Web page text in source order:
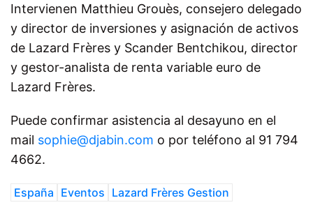
Intervienen Matthieu Grouès, consejero delegado
y director de inversiones y asignación de activos
de Lazard Frères y Scander Bentchikou, director
y gestor-analista de renta variable euro de
Lazard Frères.
Puede confirmar asistencia al desayuno en el
mail sophie@djabin.com o por teléfono al 91 794
4662.
España Eventos Lazard Frères Gestion